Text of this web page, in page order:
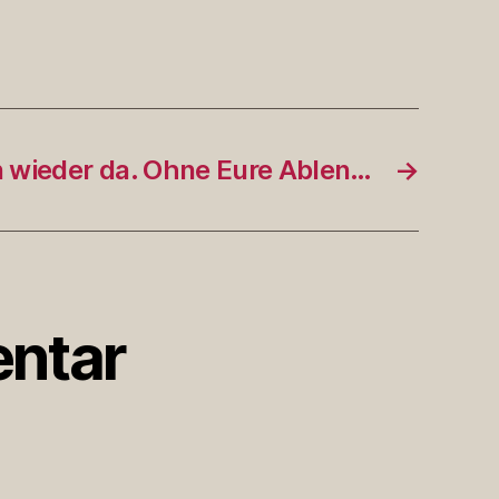
→
wieder da. Ohne Eure Ablen…